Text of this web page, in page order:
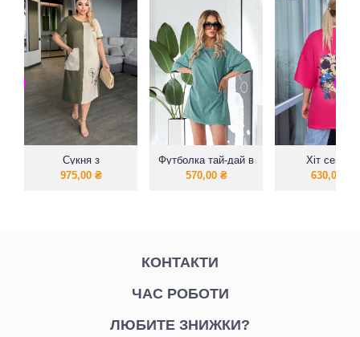
Сукня з
натурального
975,00 ₴
Футболка тай-дай в
стилі оверсайз.
570,00 ₴
Хіт сезону
футболка
630,00
КОНТАКТИ
ЧАС РОБОТИ
ЛЮБИТЕ ЗНИЖКИ?